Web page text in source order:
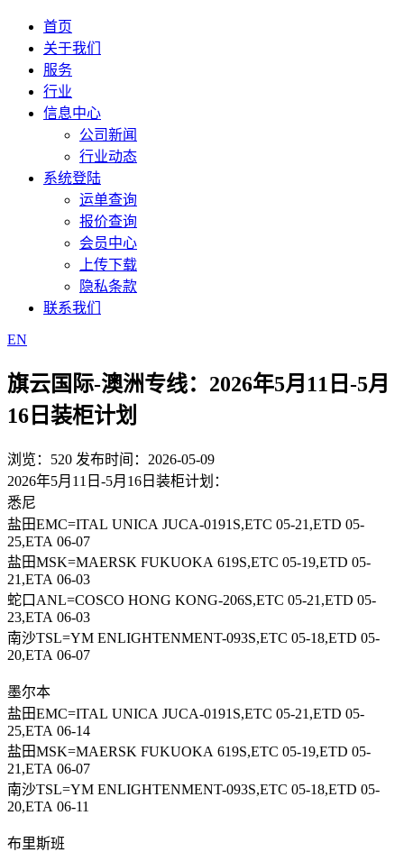
首页
关于我们
服务
行业
信息中心
公司新闻
行业动态
系统登陆
运单查询
报价查询
会员中心
上传下载
隐私条款
联系我们
EN
旗云国际-澳洲专线：2026年5月11日-5月
16日装柜计划
浏览：520 发布时间：2026-05-09
2026年5月11日-5月16日装柜计划：
悉尼
盐田EMC=ITAL UNICA JUCA-0191S,ETC 05-21,ETD 05-
25,ETA 06-07
盐田MSK=MAERSK FUKUOKA 619S,ETC 05-19,ETD 05-
21,ETA 06-03
蛇口ANL=COSCO HONG KONG-206S,ETC 05-21,ETD 05-
23,ETA 06-03
南沙TSL=YM ENLIGHTENMENT-093S,ETC 05-18,ETD 05-
20,ETA 06-07
墨尔本
盐田EMC=ITAL UNICA JUCA-0191S,ETC 05-21,ETD 05-
25,ETA 06-14
盐田MSK=MAERSK FUKUOKA 619S,ETC 05-19,ETD 05-
21,ETA 06-07
南沙TSL=YM ENLIGHTENMENT-093S,ETC 05-18,ETD 05-
20,ETA 06-11
布里斯班